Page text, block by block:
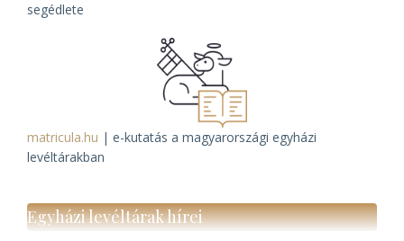
segédlete
matricula.hu | e-kutatás a magyarországi egyházi
levéltárakban
Egyházi levéltárak hírei